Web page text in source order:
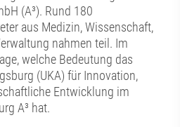
(A³). Rund 180
aus Medizin, Wissenschaft,
nahmen teil. Im
welche Bedeutung das
(UKA) für Innovation,
Entwicklung im
A³ hat.